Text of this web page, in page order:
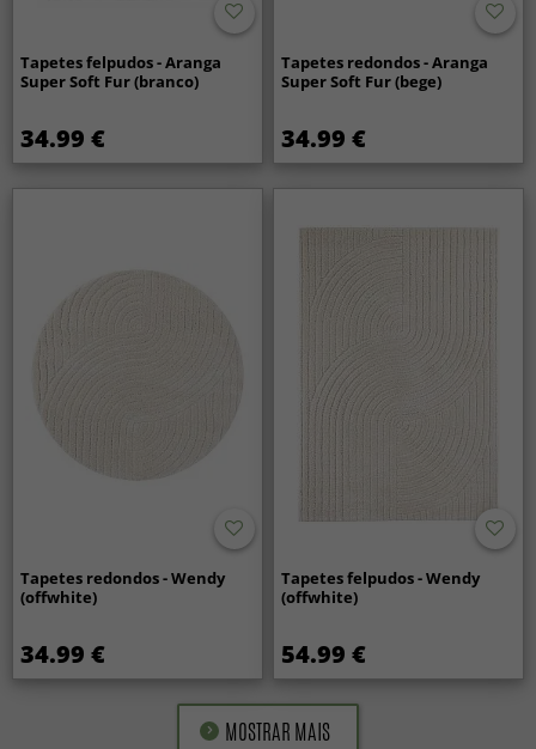
Tapetes felpudos - Aranga
Super Soft Fur (branco)
34.99 €
Tapetes redondos - Aranga
Super Soft Fur (bege)
34.99 €
Tapetes redondos - Wendy
(offwhite)
34.99 €
Tapetes felpudos - Wendy
(offwhite)
54.99 €
MOSTRAR MAIS